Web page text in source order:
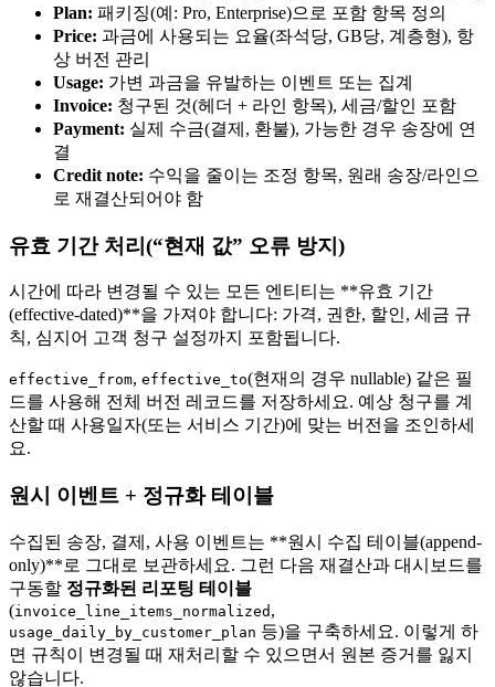
Plan: 패키징(예: Pro, Enterprise)으로 포함 항목 정의
Price: 과금에 사용되는 요율(좌석당, GB당, 계층형), 항
상 버전 관리
Usage: 가변 과금을 유발하는 이벤트 또는 집계
Invoice: 청구된 것(헤더 + 라인 항목), 세금/할인 포함
Payment: 실제 수금(결제, 환불), 가능한 경우 송장에 연
결
Credit note: 수익을 줄이는 조정 항목, 원래 송장/라인으
로 재결산되어야 함
유효 기간 처리(“현재 값” 오류 방지)
시간에 따라 변경될 수 있는 모든 엔티티는 **유효 기간
(effective-dated)**을 가져야 합니다: 가격, 권한, 할인, 세금 규
칙, 심지어 고객 청구 설정까지 포함됩니다.
effective_from, effective_to(현재의 경우 nullable) 같은 필
드를 사용해 전체 버전 레코드를 저장하세요. 예상 청구를 계
산할 때 사용일자(또는 서비스 기간)에 맞는 버전을 조인하세
요.
원시 이벤트 + 정규화 테이블
수집된 송장, 결제, 사용 이벤트는 **원시 수집 테이블(append-
only)**로 그대로 보관하세요. 그런 다음 재결산과 대시보드를
구동할 정규화된 리포팅 테이블
(invoice_line_items_normalized ,
usage_daily_by_customer_plan 등)을 구축하세요. 이렇게 하
면 규칙이 변경될 때 재처리할 수 있으면서 원본 증거를 잃지
않습니다.